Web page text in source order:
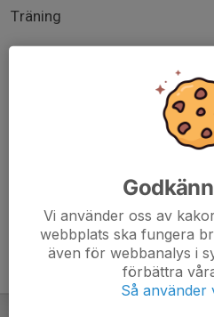
Träning
Vi använder oss av
webbplats ska fungera
även för webbanalys i
förbättra
Så använder